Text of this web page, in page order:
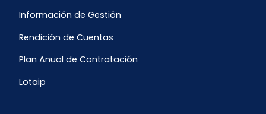
Información de Gestión
Rendición de Cuentas
Plan Anual de Contratación
Lotaip